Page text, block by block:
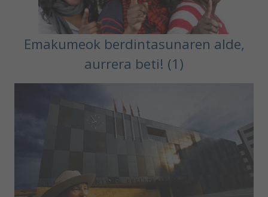
Emakumeok berdintasunaren alde,
aurrera beti! (1)